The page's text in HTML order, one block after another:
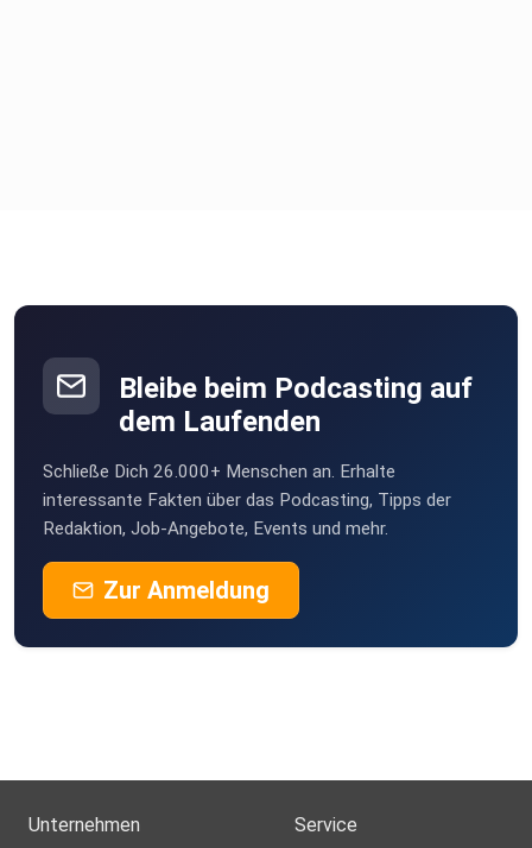
Bleibe beim Podcasting auf
dem Laufenden
Schließe Dich 26.000+ Menschen an. Erhalte
interessante Fakten über das Podcasting, Tipps der
Redaktion, Job-Angebote, Events und mehr.
Zur Anmeldung
Unternehmen Service